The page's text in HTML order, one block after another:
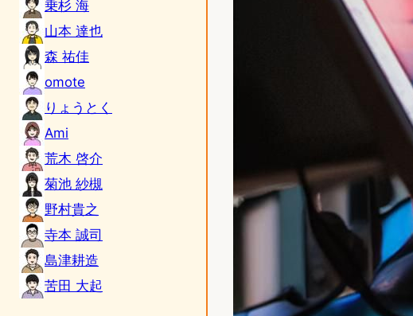
乗杉 海
山本 達也
森 祐佳
omote
りょうとく
Ami
荒木 啓介
菊池 紗槻
野村貴之
寺本 誠司
島津耕造
苦田 大起